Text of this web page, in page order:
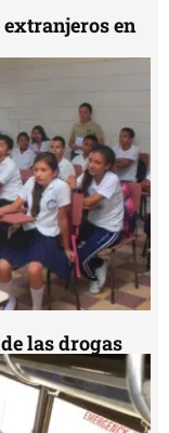
en
las drogas